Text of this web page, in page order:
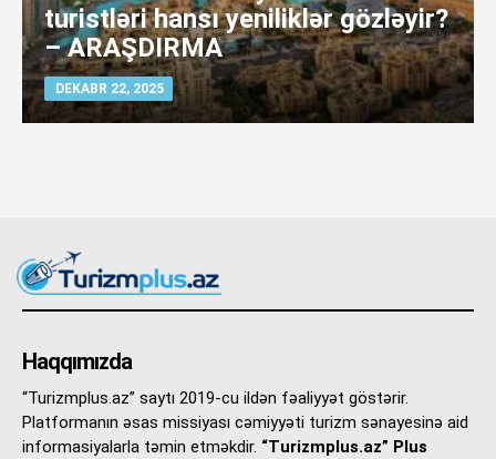
turistləri hansı yeniliklər gözləyir?
– ARAŞDIRMA
DEKABR 22, 2025
Haqqımızda
“Turizmplus.az” saytı 2019-cu ildən fəaliyyət göstərir.
Platformanın əsas missiyası cəmiyyəti turizm sənayesinə aid
informasiyalarla təmin etməkdir. “Turizmplus.az” Plus